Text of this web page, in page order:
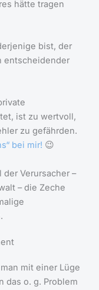
hätte tragen
bist, der
entscheidender
ist zu wertvoll,
zu gefährden.
bei mir! 😉
Verursacher –
– die Zeche
mit einer Lüge
das o. g. Problem